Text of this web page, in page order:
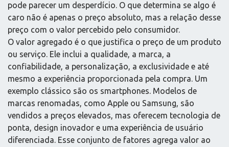
pode parecer um desperdício. O que determina se algo é
caro não é apenas o preço absoluto, mas a relação desse
preço com o valor percebido pelo consumidor.
O valor agregado é o que justifica o preço de um produto
ou serviço. Ele inclui a qualidade, a marca, a
confiabilidade, a personalização, a exclusividade e até
mesmo a experiência proporcionada pela compra. Um
exemplo clássico são os smartphones. Modelos de
marcas renomadas, como Apple ou Samsung, são
vendidos a preços elevados, mas oferecem tecnologia de
ponta, design inovador e uma experiência de usuário
diferenciada. Esse conjunto de fatores agrega valor ao